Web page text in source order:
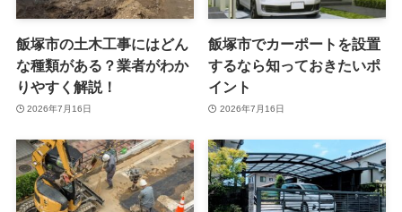
飯塚市の土木工事にはどん
な種類がある？業者がわか
りやすく解説！
2026年7月16日
飯塚市でカーポートを設置
するなら知っておきたいポ
イント
2026年7月16日